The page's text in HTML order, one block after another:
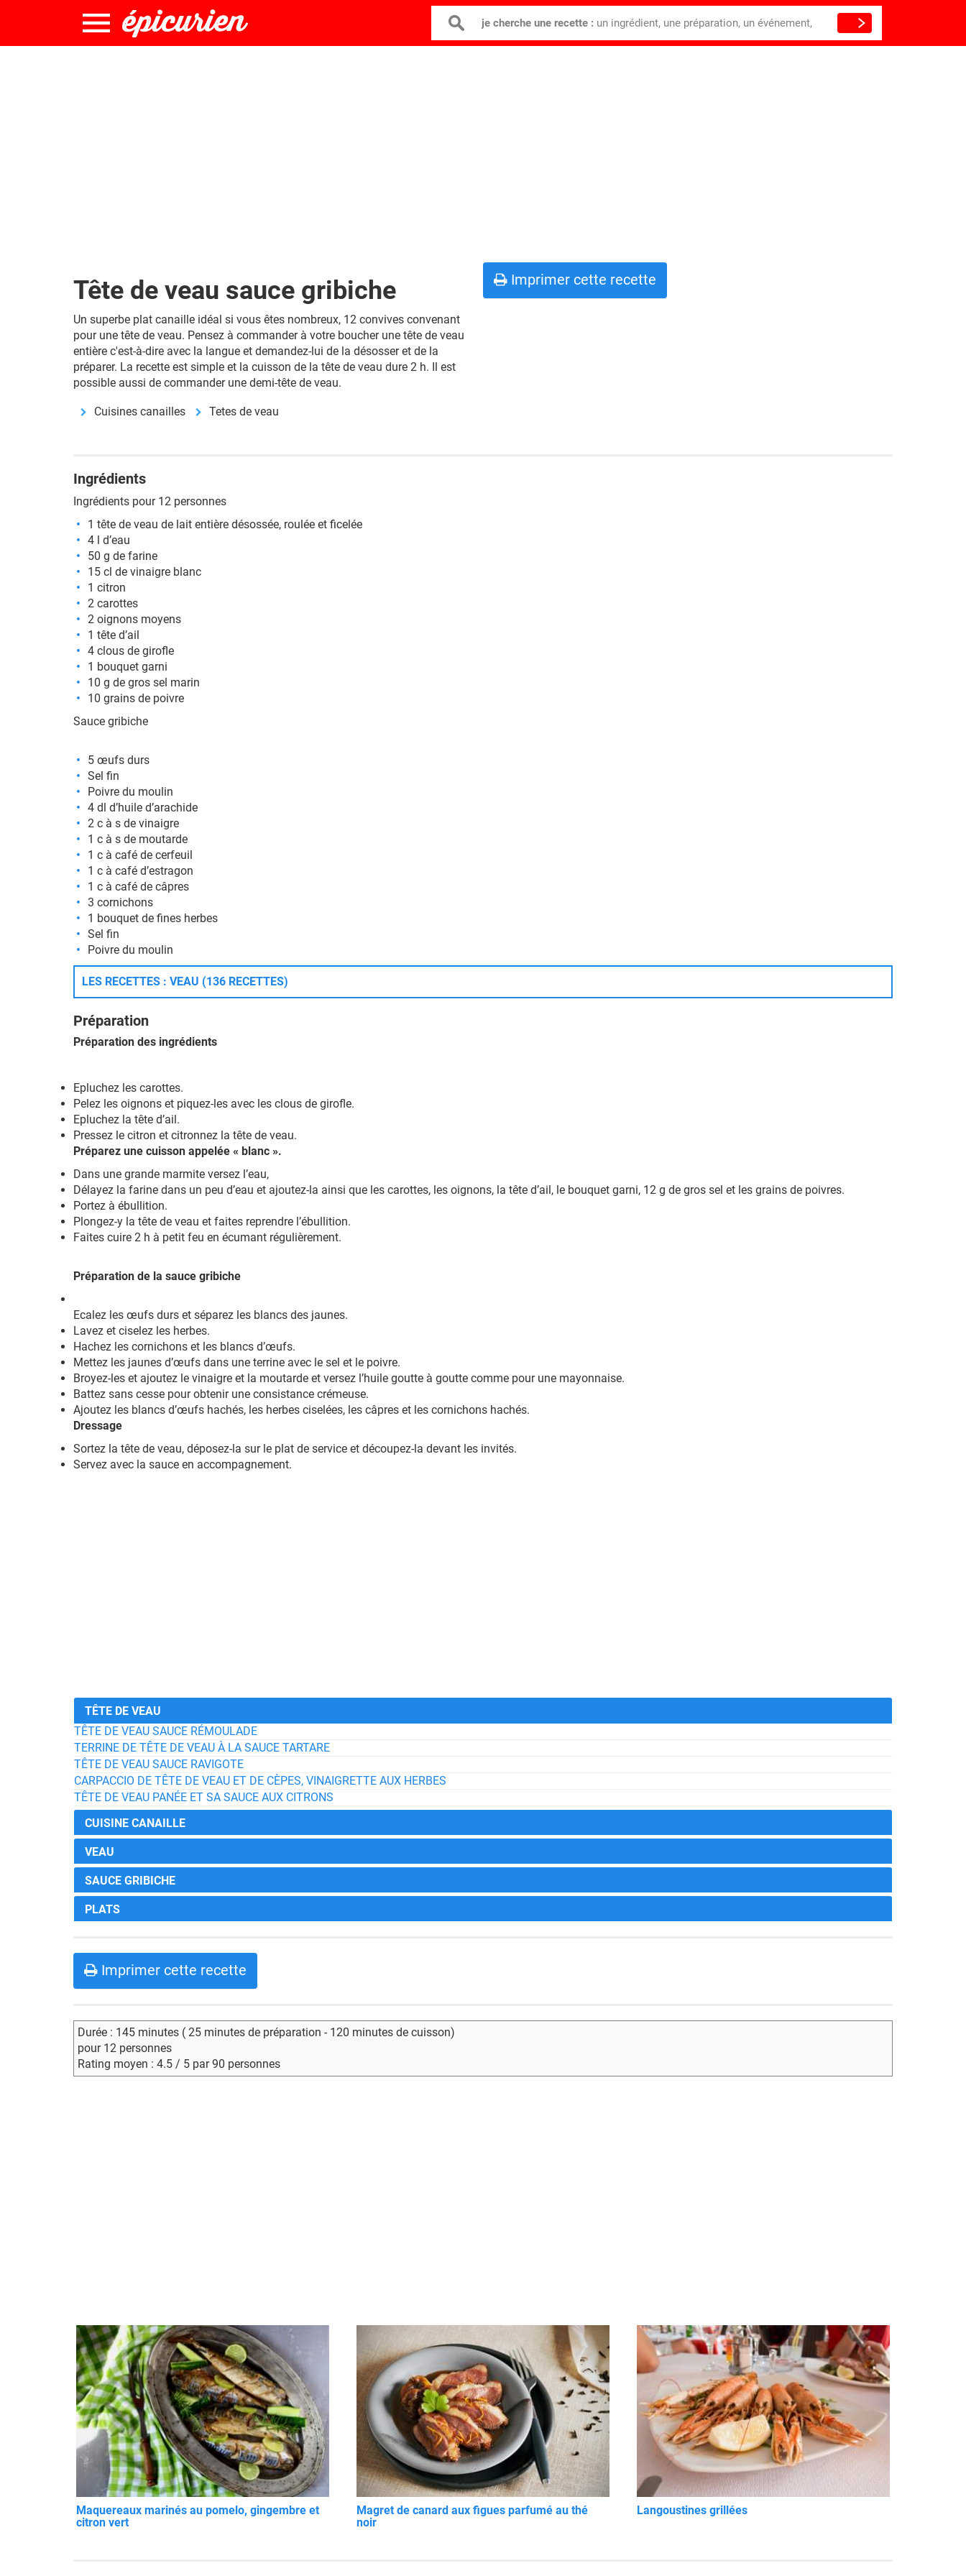
je cherche une recette : un ingrédient, une préparation, un événement,
Tête de veau sauce gribiche
Un superbe plat canaille idéal si vous êtes nombreux, 12 convives convenant
pour une tête de veau. Pensez à commander à votre boucher une tête de veau
entière c'est-à-dire avec la langue et demandez-lui de la désosser et de la
préparer. La recette est simple et la cuisson de la tête de veau dure 2 h. Il est
possible aussi de commander une demi-tête de veau.
Cuisines canailles Tetes de veau
Imprimer cette recette
Ingrédients
Ingrédients pour 12 personnes
1 tête de veau de lait entière désossée, roulée et ficelée
4 l d’eau
50 g de farine
15 cl de vinaigre blanc
1 citron
2 carottes
2 oignons moyens
1 tête d’ail
4 clous de girofle
1 bouquet garni
10 g de gros sel marin
10 grains de poivre
Sauce gribiche
5 œufs durs
Sel fin
Poivre du moulin
4 dl d’huile d’arachide
2 c à s de vinaigre
1 c à s de moutarde
1 c à café de cerfeuil
1 c à café d’estragon
1 c à café de câpres
3 cornichons
1 bouquet de fines herbes
Sel fin
Poivre du moulin
LES RECETTES : VEAU (136 RECETTES)
Préparation
Préparation des ingrédients
Epluchez les carottes.
Pelez les oignons et piquez-les avec les clous de girofle.
Epluchez la tête d’ail.
Pressez le citron et citronnez la tête de veau.
Préparez une cuisson appelée « blanc ».
Dans une grande marmite versez l’eau,
Délayez la farine dans un peu d’eau et ajoutez-la ainsi que les carottes, les oignons, la tête d’ail, le bouquet garni, 12 g de gros sel et les grains de poivres.
Portez à ébullition.
Plongez-y la tête de veau et faites reprendre l’ébullition.
Faites cuire 2 h à petit feu en écumant régulièrement.
Préparation de la sauce gribiche
Ecalez les œufs durs et séparez les blancs des jaunes.
Lavez et ciselez les herbes.
Hachez les cornichons et les blancs d’œufs.
Mettez les jaunes d’œufs dans une terrine avec le sel et le poivre.
Broyez-les et ajoutez le vinaigre et la moutarde et versez l’huile goutte à goutte comme pour une mayonnaise.
Battez sans cesse pour obtenir une consistance crémeuse.
Ajoutez les blancs d’œufs hachés, les herbes ciselées, les câpres et les cornichons hachés.
Dressage
Sortez la tête de veau, déposez-la sur le plat de service et découpez-la devant les invités.
Servez avec la sauce en accompagnement.
TÊTE DE VEAU
TÊTE DE VEAU SAUCE RÉMOULADE
TERRINE DE TÊTE DE VEAU À LA SAUCE TARTARE
TÊTE DE VEAU SAUCE RAVIGOTE
CARPACCIO DE TÊTE DE VEAU ET DE CÈPES, VINAIGRETTE AUX HERBES
TÊTE DE VEAU PANÉE ET SA SAUCE AUX CITRONS
CUISINE CANAILLE
VEAU
SAUCE GRIBICHE
PLATS
Imprimer cette recette
Durée : 145 minutes ( 25 minutes de préparation - 120 minutes de cuisson)
pour 12 personnes
Rating moyen : 4.5 / 5 par 90 personnes
Maquereaux marinés au pomelo, gingembre et
citron vert
Magret de canard aux figues parfumé au thé
noir
Langoustines grillées